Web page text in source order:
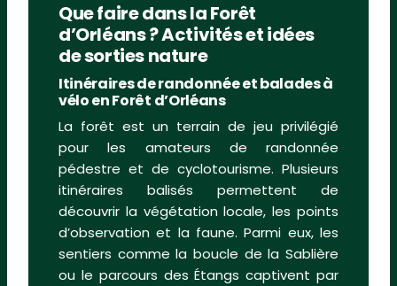
Que faire dans la Forêt
d’Orléans ? Activités et idées
de sorties nature
Itinéraires de randonnée et balades à
vélo en Forêt d’Orléans
La forêt est un terrain de jeu privilégié
pour les amateurs de randonnée
pédestre et de cyclotourisme. Plusieurs
itinéraires balisés permettent de
découvrir la végétation locale, les points
d’observation et la faune. Parmi eux, les
sentiers comme la boucle de la Sablière
ou le parcours des Étangs captivent par